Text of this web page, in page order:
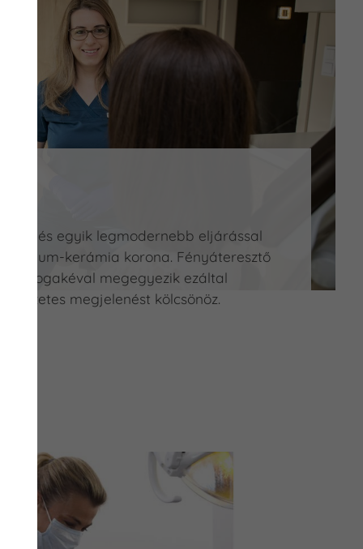
és egyik legmodernebb eljárással
kerámia korona. Fényáteresztő
fogakéval megegyezik ezáltal
megjelenést kölcsönöz.